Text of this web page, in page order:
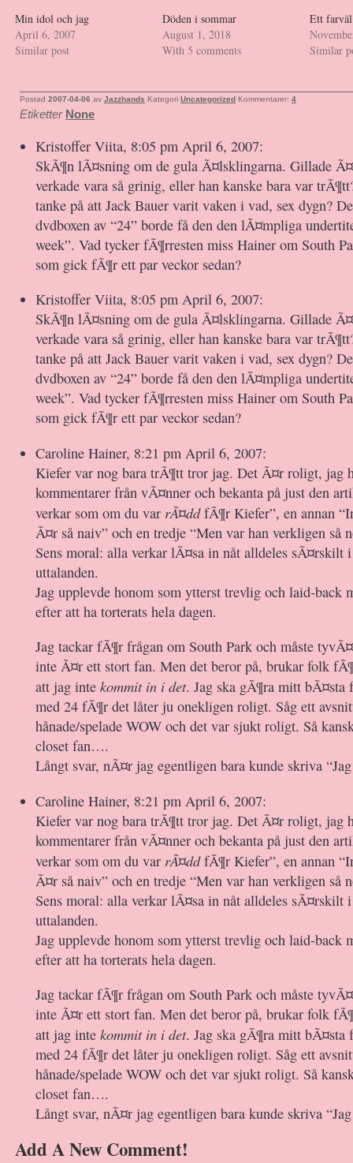
Min idol och jag
April 6, 2007
Similar post
Döden i sommar
August 1, 2018
With 5 comments
Ett
Similar
Postad 2007-04-06 av Jazzhands Kategori Uncategorized Kommentarer: 4
Etiketter None
Kristoffer Viita, 8:05 pm April 6, 2007:
SkÃ¶n lÃ¤sning om de gula Ã¤lsklingarna. Gillade
verkade vara så grinig, eller han kanske bara var
tanke på att Jack Bauer varit vaken i vad, sex dygn?
dvdboxen av “24” borde få den den lÃ¤mpliga
week”. Vad tycker fÃ¶rresten miss Hainer om South
som gick fÃ¶r ett par veckor sedan?
Kristoffer Viita, 8:05 pm April 6, 2007:
SkÃ¶n lÃ¤sning om de gula Ã¤lsklingarna. Gillade
verkade vara så grinig, eller han kanske bara var
tanke på att Jack Bauer varit vaken i vad, sex dygn?
dvdboxen av “24” borde få den den lÃ¤mpliga
week”. Vad tycker fÃ¶rresten miss Hainer om South
som gick fÃ¶r ett par veckor sedan?
Caroline Hainer, 8:21 pm April 6, 2007:
Kiefer var nog bara trÃ¶tt tror jag. Det Ã¤r roligt, jag
kommentarer från vÃ¤nner och bekanta på just den
verkar som om du var rÃ¤ddfÃ¶r Kiefer”, en annan
Ã¤r så naiv” och en tredje “Men var han verkligen så
Sens moral: alla verkar lÃ¤sa in nåt alldeles sÃ¤rskilt
uttalanden.
Jag upplevde honom som ytterst trevlig och laid-back
efter att ha torterats hela dagen.
Jag tackar fÃ¶r frågan om South Park och måste
inte Ã¤r ett stort fan. Men det beror på, brukar folk
att jag inte kommit in i det. Jag ska gÃ¶ra mitt bÃ¤sta
med 24 fÃ¶r det låter ju onekligen roligt. Såg ett
hånade/spelade WOW och det var sjukt roligt. Så
closet fan….
Långt svar, nÃ¤r jag egentligen bara kunde skriva
Caroline Hainer, 8:21 pm April 6, 2007:
Kiefer var nog bara trÃ¶tt tror jag. Det Ã¤r roligt, jag
kommentarer från vÃ¤nner och bekanta på just den
verkar som om du var rÃ¤ddfÃ¶r Kiefer”, en annan
Ã¤r så naiv” och en tredje “Men var han verkligen så
Sens moral: alla verkar lÃ¤sa in nåt alldeles sÃ¤rskilt
uttalanden.
Jag upplevde honom som ytterst trevlig och laid-back
efter att ha torterats hela dagen.
Jag tackar fÃ¶r frågan om South Park och måste
inte Ã¤r ett stort fan. Men det beror på, brukar folk
att jag inte kommit in i det. Jag ska gÃ¶ra mitt bÃ¤sta
med 24 fÃ¶r det låter ju onekligen roligt. Såg ett
hånade/spelade WOW och det var sjukt roligt. Så
closet fan….
Långt svar, nÃ¤r jag egentligen bara kunde skriva
Add A New Comment!